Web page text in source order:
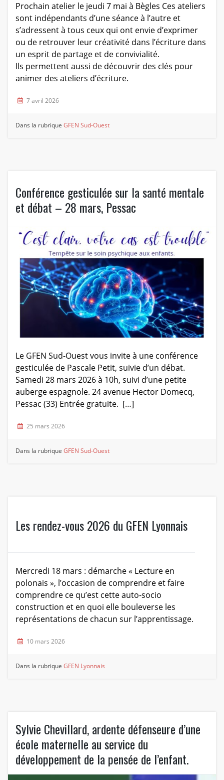
Prochain atelier le jeudi 7 mai à Bègles Ces ateliers
sont indépendants d’une séance à l’autre et
s’adressent à tous ceux qui ont envie d’exprimer
ou de retrouver leur créativité dans l’écriture dans
un esprit de partage et de convivialité.
Ils permettent aussi de découvrir des clés pour
animer des ateliers d’écriture.
7 avril 2026
Dans la rubriqueGFEN Sud-Ouest
Conférence gesticulée sur la santé mentale
et débat – 28 mars, Pessac
Le GFEN Sud-Ouest vous invite à une conférence
gesticulée de Pascale Petit, suivie d’un débat.
Samedi 28 mars 2026 à 10h, suivi d’une petite
auberge espagnole. 24 avenue Hector Domecq,
Pessac (33) Entrée gratuite. […]
25 mars 2026
Dans la rubriqueGFEN Sud-Ouest
Les rendez-vous 2026 du GFEN Lyonnais
Mercredi 18 mars : démarche « Lecture en
polonais », l’occasion de comprendre et faire
comprendre ce qu’est cette auto-socio
construction et en quoi elle bouleverse les
représentations de chacun sur l’apprentissage.
10 mars 2026
Dans la rubriqueGFEN Lyonnais
Sylvie Chevillard, ardente défenseure d’une
école maternelle au service du
développement de la pensée de l’enfant.